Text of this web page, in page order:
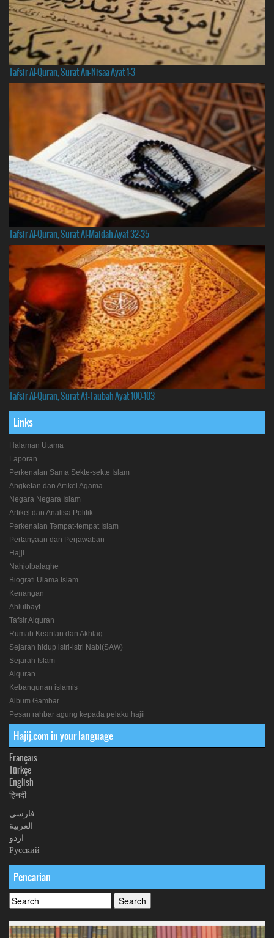
Tafsir Al-Quran, Surat An-Nisaa Ayat 1-3
Tafsir Al-Quran, Surat Al-Maidah Ayat 32-35
Tafsir Al-Quran, Surat At-Taubah Ayat 100-103
Links
Halaman Utama
Laporan
Perkenalan Sama Sekte-sekte Islam
Angketan dan Artikel Agama
Negara Negara Islam
Artikel dan Analisa Politik
Perkenalan Tempat-tempat Islam
Pertanyaan dan Perjawaban
Hajji
Nahjolbalaghe
Biografi Ulama Islam
Kenangan
Ahlulbayt
Tafsir Alquran
Rumah Kearifan dan Akhlaq
Sejarah hidup istri-istri Nabi(SAW)
Sejarah Islam
Alquran
Kebangunan islamis
Album Gambar
Pesan rahbar agung kepada pelaku hajii
Hajij.com in your language
Français
Türkçe
English
हिनदी
فارسی
العربیة
اردو
Русский
Pencarian